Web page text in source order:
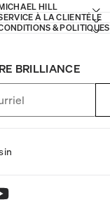
HILL
À LA CLIENTÈLE
& POLITIQUES
BRILLIANCE